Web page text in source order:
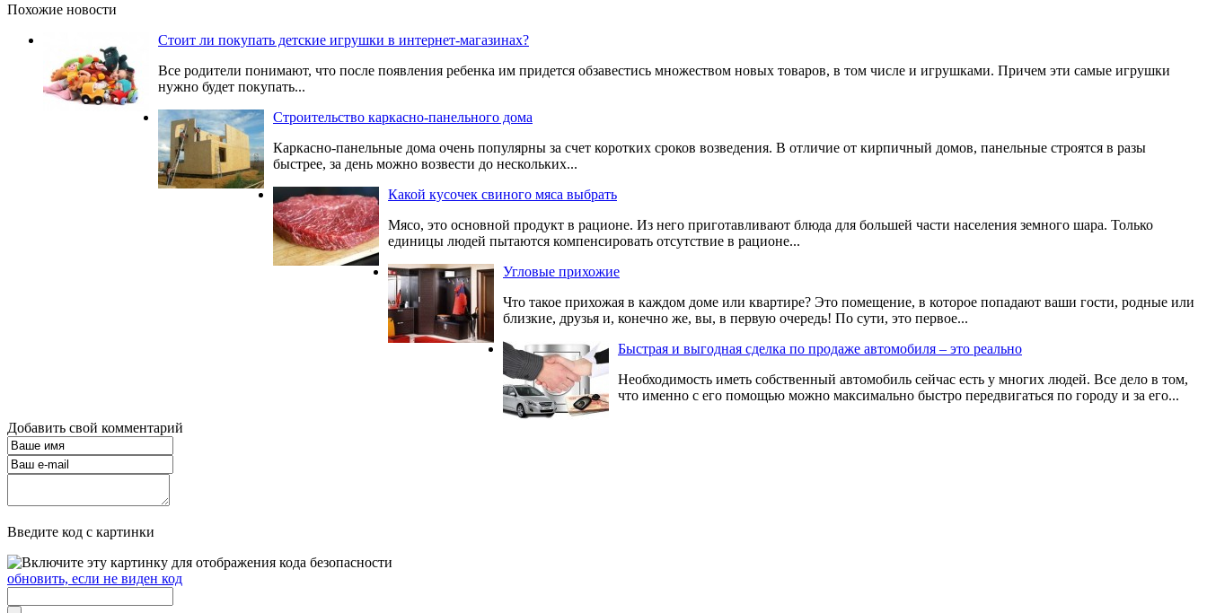
Похожие новости
Стоит ли покупать детские игрушки в интернет-магазинах?
Все родители понимают, что после появления ребенка им придется обзавестись множеством новых товаров, в том числе и игрушками. Причем эти самые игрушки
нужно будет покупать...
Строительство каркасно-панельного дома
Каркасно-панельные дома очень популярны за счет коротких сроков возведения. В отличие от кирпичный домов, панельные строятся в разы
быстрее, за день можно возвести до нескольких...
Какой кусочек свиного мяса выбрать
Мясо, это основной продукт в рационе. Из него приготавливают блюда для большей части населения земного шара. Только
единицы людей пытаются компенсировать отсутствие в рационе...
Угловые прихожие
Что такое прихожая в каждом доме или квартире? Это помещение, в которое попадают ваши гости, родные или
близкие, друзья и, конечно же, вы, в первую очередь! По сути, это первое...
Быстрая и выгодная сделка по продаже автомобиля – это реально
Необходимость иметь собственный автомобиль сейчас есть у многих людей. Все дело в том,
что именно с его помощью можно максимально быстро передвигаться по городу и за его...
Добавить свой комментарий
Введите код с картинки
обновить, если не виден код